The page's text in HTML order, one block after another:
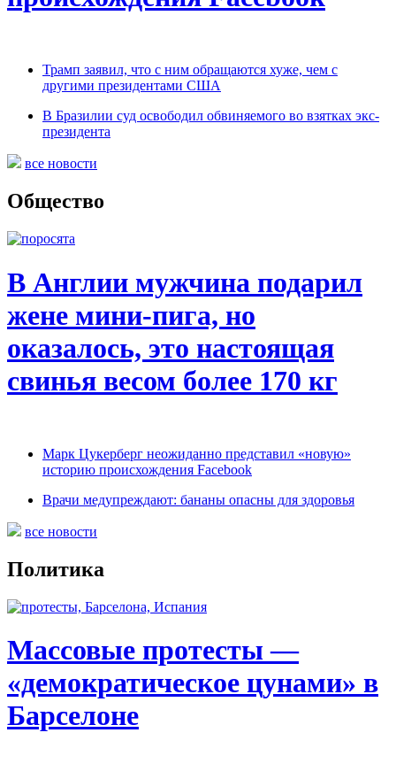
Трамп заявил, что с ним обращаются хуже, чем с
другими президентами США
В Бразилии суд освободил обвиняемого во взятках экс-
президента
все новости
Общество
В Англии мужчина подарил
жене мини-пига, но
оказалось, это настоящая
свинья весом более 170 кг
Марк Цукерберг неожиданно представил «новую»
историю происхождения Facebook
Врачи медупреждают: бананы опасны для здоровья
все новости
Политика
Массовые протесты —
«демократическое цунами» в
Барселоне